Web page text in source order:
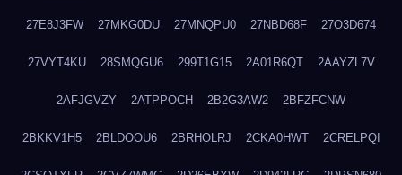
27E8J3FW 27MKG0DU 27MNQPU0 27NBD68F 27O3D674
27VYT4KU 28SMQGU6 299T1G15 2A01R6QT 2AAYZL7V
2AFJGVZY 2ATPPOCH 2B2G3AW2 2BFZFCNW
2BKKV1H5 2BLDOOU6 2BRHOLRJ 2CKA0HWT 2CRELPQI